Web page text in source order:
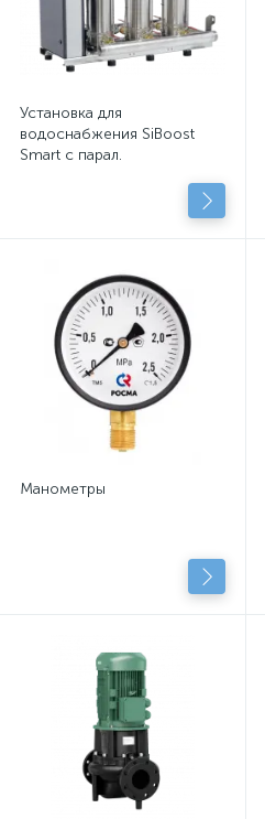
Установка для
водоснабжения SiBoost
Smart с парал.
центробежными насосами
Манометры